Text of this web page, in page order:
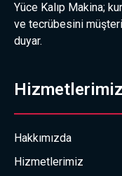
Yüce Kalıp Makina;
ve tecrübesini
duyar.
Hizmetlerimiz
Hakkımızda
Hizmetlerimiz